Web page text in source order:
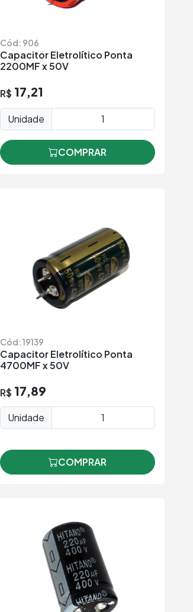
Cód: 906
Capacitor Eletrolítico Ponta
2200MF x 50V
R$ 17,21
Unidade
COMPRAR
Cód: 19139
Capacitor Eletrolítico Ponta
4700MF x 50V
R$ 17,89
Unidade
COMPRAR